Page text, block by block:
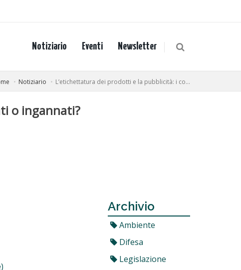
Notiziario Eventi Newsletter
Notiziario L’etichettatura dei prodotti e la pubblicità: i co...
o ingannati?
Archivio
Ambiente
Difesa
Legislazione